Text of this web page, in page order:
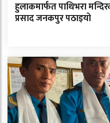
हुलाकमार्फत पाथिभरा
प्रसाद जनकपुर पठाइयो